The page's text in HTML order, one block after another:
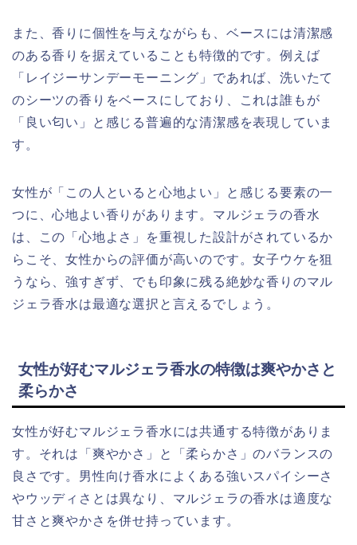
また、香りに個性を与えながらも、ベースには清潔感
のある香りを据えていることも特徴的です。例えば
「レイジーサンデーモーニング」であれば、洗いたて
のシーツの香りをベースにしており、これは誰もが
「良い匂い」と感じる普遍的な清潔感を表現していま
す。
女性が「この人といると心地よい」と感じる要素の一
つに、心地よい香りがあります。マルジェラの香水
は、この「心地よさ」を重視した設計がされているか
らこそ、女性からの評価が高いのです。女子ウケを狙
うなら、強すぎず、でも印象に残る絶妙な香りのマル
ジェラ香水は最適な選択と言えるでしょう。
女性が好むマルジェラ香水の特徴は爽やかさと
柔らかさ
女性が好むマルジェラ香水には共通する特徴がありま
す。それは「爽やかさ」と「柔らかさ」のバランスの
良さです。男性向け香水によくある強いスパイシーさ
やウッディさとは異なり、マルジェラの香水は適度な
甘さと爽やかさを併せ持っています。